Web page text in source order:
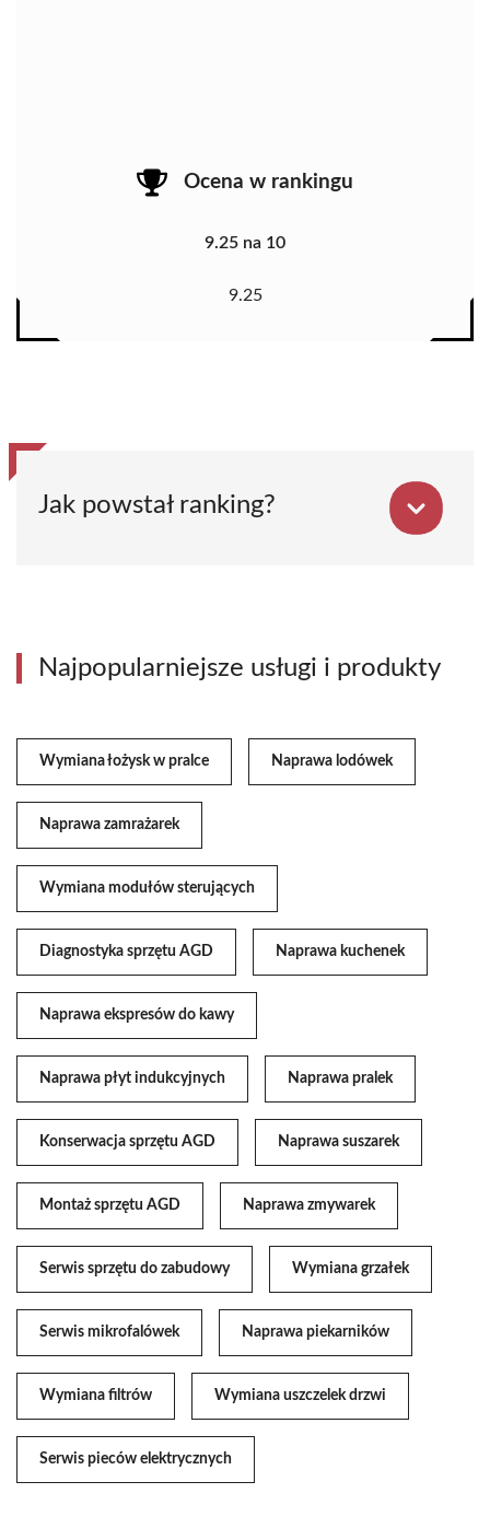
Ocena w rankingu
9.25 na 10
9.25
Jak powstał ranking?
Najpopularniejsze usługi i produkty
Wymiana łożysk w pralce Naprawa lodówek
Naprawa zamrażarek
Wymiana modułów sterujących
Diagnostyka sprzętu AGD Naprawa kuchenek
Naprawa ekspresów do kawy
Naprawa płyt indukcyjnych Naprawa pralek
Konserwacja sprzętu AGD Naprawa suszarek
Montaż sprzętu AGD Naprawa zmywarek
Serwis sprzętu do zabudowy Wymiana grzałek
Serwis mikrofalówek Naprawa piekarników
Wymiana filtrów Wymiana uszczelek drzwi
Serwis pieców elektrycznych